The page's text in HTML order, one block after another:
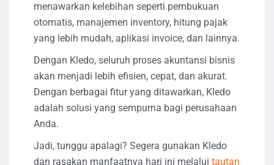
menawarkan kelebihan seperti pembukuan
otomatis, manajemen inventory, hitung pajak
yang lebih mudah, aplikasi invoice, dan lainnya.
Dengan Kledo, seluruh proses akuntansi bisnis
akan menjadi lebih efisien, cepat, dan akurat.
Dengan berbagai fitur yang ditawarkan, Kledo
adalah solusi yang sempurna bagi perusahaan
Anda.
Jadi, tunggu apalagi? Segera gunakan Kledo
dan rasakan manfaatnya hari ini melalui tautan